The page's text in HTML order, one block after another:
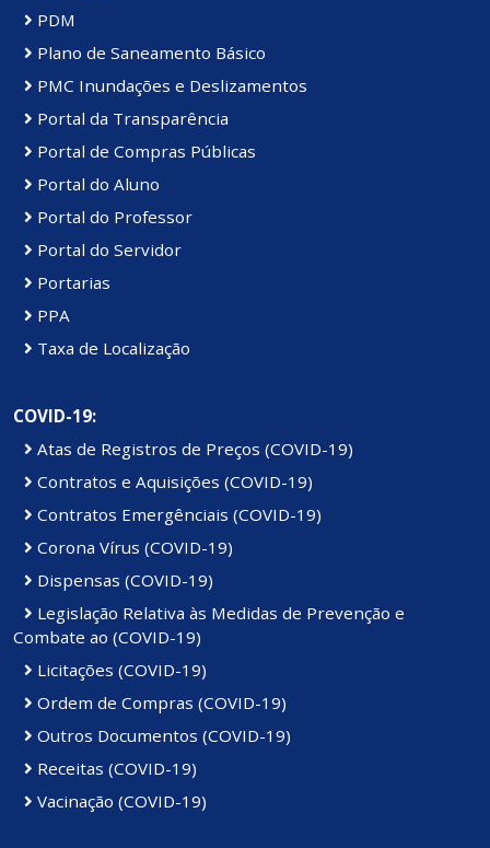
PDM
Plano de Saneamento Básico
PMC Inundações e Deslizamentos
Portal da Transparência
Portal de Compras Públicas
Portal do Aluno
Portal do Professor
Portal do Servidor
Portarias
PPA
Taxa de Localização
COVID-19:
Atas de Registros de Preços (COVID-19)
Contratos e Aquisições (COVID-19)
Contratos Emergênciais (COVID-19)
Corona Vírus (COVID-19)
Dispensas (COVID-19)
Legislação Relativa às Medidas de Prevenção e
Combate ao (COVID-19)
Licitações (COVID-19)
Ordem de Compras (COVID-19)
Outros Documentos (COVID-19)
Receitas (COVID-19)
Vacinação (COVID-19)